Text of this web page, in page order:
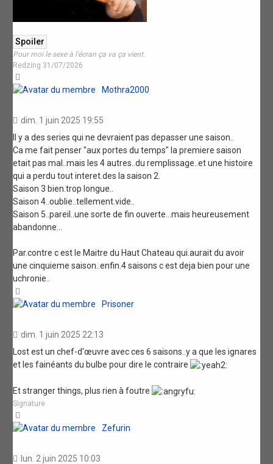
Pour moi le sexe à l'écran ça va ça vient.
Redzing 31/07/2026
Mothra2000
dim. 1 juin 2025 19:55
Il y a des series qui ne devraient pas depasser une saison..
Ca me fait penser "aux portes du temps" la premiere saison
etait pas mal..mais les 4 autres..du remplissage..et une histoire
qui a perdu tout interet.des la saison 2.
Saison 3 bien.trop longue..
Saison 4..oublie..tellement.vide..
Saison 5..pareil..une sorte de fin ouverte...mais heureusement
abandonne...
Par.contre c est le Maitre du Haut Chateau qui.aurait du avoir
une cinquieme saison..enfin.4 saisons c est deja bien pour une
uchronie..
Prisoner
dim. 1 juin 2025 22:13
Lost est un chef-d'œuvre avec ces 6 saisons..y a que les ignares
et les fainéants du bulbe pour dire le contraire
Et stranger things, plus rien à foutre
Signature
Zefurin
lun. 2 juin 2025 10:03